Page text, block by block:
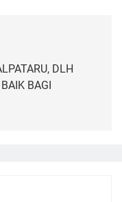
DLH
BAGI